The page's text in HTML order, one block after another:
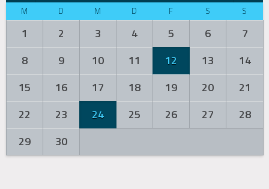
M D M D F S S
1 2 3 4 5 6
7
8
9 10 11 12 13
14
15
16 17 18 19 20
21
22
23 24 25 26 27
28
29
30